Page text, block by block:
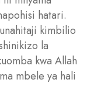
hatari.
kimbilio
la
kwa Allah
mbele ya hali